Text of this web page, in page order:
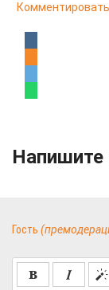
Комментировать
Напишите
Гость